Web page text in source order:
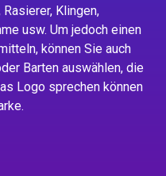
Klingen,
usw. Um jedoch einen
können Sie auch
Barten auswählen, die
Logo sprechen können